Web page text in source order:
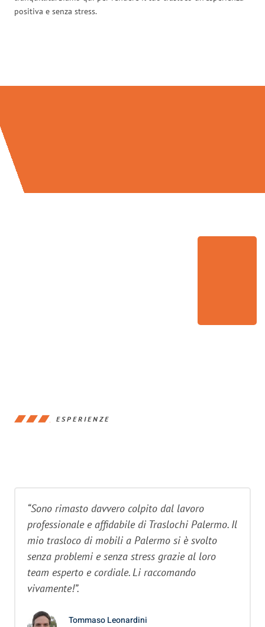
positiva e senza stress.
ESPERIENZE
“Sono rimasto davvero colpito dal lavoro
professionale e affidabile di Traslochi Palermo. Il
mio trasloco di mobili a Palermo si è svolto
senza problemi e senza stress grazie al loro
team esperto e cordiale. Li raccomando
vivamente!”.
Tommaso Leonardini